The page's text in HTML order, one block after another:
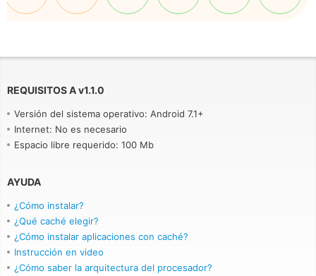
REQUISITOS Av1.1.0
Versión del sistema operativo: Android 7.1+
Internet: No es necesario
Espacio libre requerido: 100 Mb
AYUDA
¿Cómo instalar?
¿Qué caché elegir?
¿Cómo instalar aplicaciones con caché?
Instrucción en video
¿Cómo saber la arquitectura del procesador?